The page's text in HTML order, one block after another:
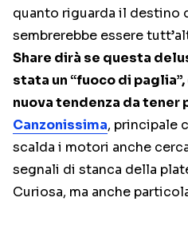
quanto riguarda il destino
sembrerebbe essere
Share dirà se questa
stata un “fuoco di
nuova tendenza da tener
Canzonissima, principale
scalda i motori anche
segnali di stanca della
Curiosa, ma anche